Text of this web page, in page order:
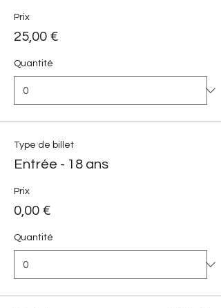
Prix
25,00 €
Quantité
Type de billet
Entrée - 18 ans
Prix
0,00 €
Quantité